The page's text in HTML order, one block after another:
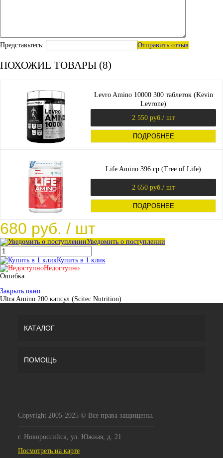
Представьтесь: Отправить отзыв
ПОХОЖИЕ ТОВАРЫ (8)
Levro Amino 10000 300 таблеток (Kevin
Levrone)
2 550 руб. / шт
ПОДРОБНЕЕ
Life Amino 396 гр (Tree of Life)
2 650 руб. / шт
ПОДРОБНЕЕ
680 руб. / шт
Уведомить о поступлении
Купить в 1 клик
Недоступно
Ошибка
Закрыть окно
Ultra Amino 200 капсул (Scitec Nutrition)
КАТАЛОГ
ПОМОЩЬ
Copyright 2005-2025 © Все права защищены.
г. Новороссийск, ул. Южная, д. 21
Посмотреть на карте